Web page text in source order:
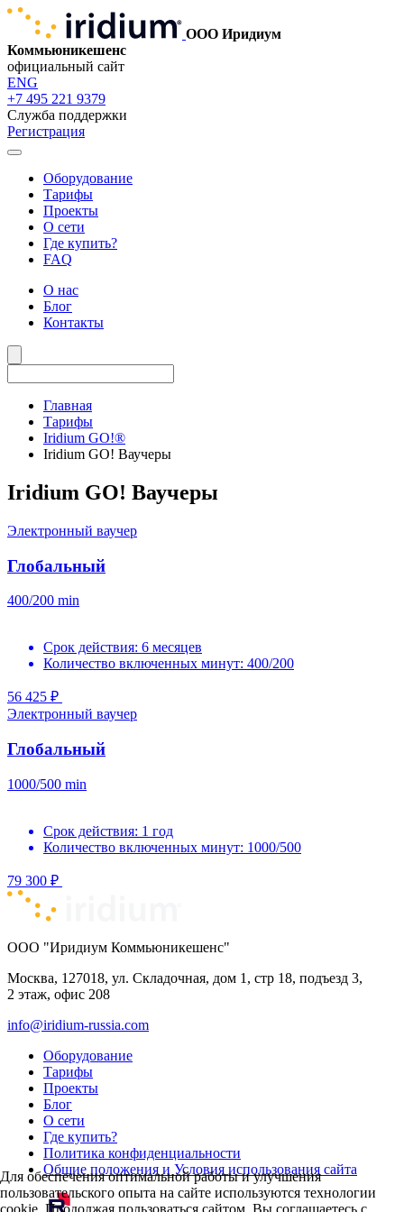
ООО Иридиум
Коммьюникешенс
официальный сайт
ENG
+7 495 221 9379
Служба поддержки
Регистрация
Оборудование
Тарифы
Проекты
О сети
Где купить?
FAQ
О нас
Блог
Контакты
Главная
Тарифы
Iridium GO!®
Iridium GO! Ваучеры
Iridium GO! Ваучеры
Электронный ваучер
Глобальный
400/200 min
Срок действия: 6 месяцев
Количество включенных минут: 400/200
56 425 ₽
Электронный ваучер
Глобальный
1000/500 min
Срок действия: 1 год
Количество включенных минут: 1000/500
79 300 ₽
ООО "Иридиум Коммьюникешенс"
Москва, 127018, ул. Складочная, дом 1, стр 18, подъезд 3,
2 этаж, офис 208
info@iridium-russia.com
Оборудование
Тарифы
Проекты
Блог
О сети
Где купить?
Политика конфиденциальности
Общие положения и Условия использования сайта
Для обеспечения оптимальной работы и улучшения
пользовательского опыта на сайте используются технологии
cookie. Продолжая пользоваться сайтом, Вы соглашаетесь с